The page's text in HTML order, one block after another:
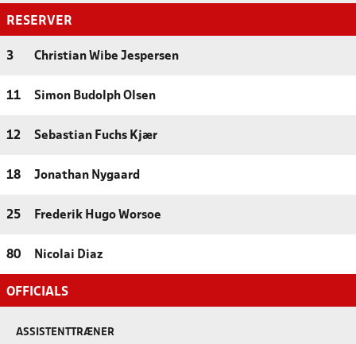
RESERVER
3 Christian Wibe Jespersen
11 Simon Budolph Olsen
12 Sebastian Fuchs Kjær
18 Jonathan Nygaard
25 Frederik Hugo Worsoe
80 Nicolai Diaz
OFFICIALS
ASSISTENTTRÆNER